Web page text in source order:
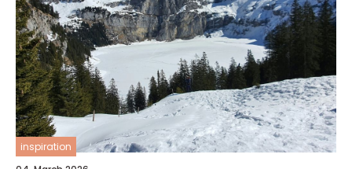
inspiration